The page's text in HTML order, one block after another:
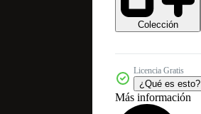
Colección
Licencia Gratis
¿Qué es esto?
Más información